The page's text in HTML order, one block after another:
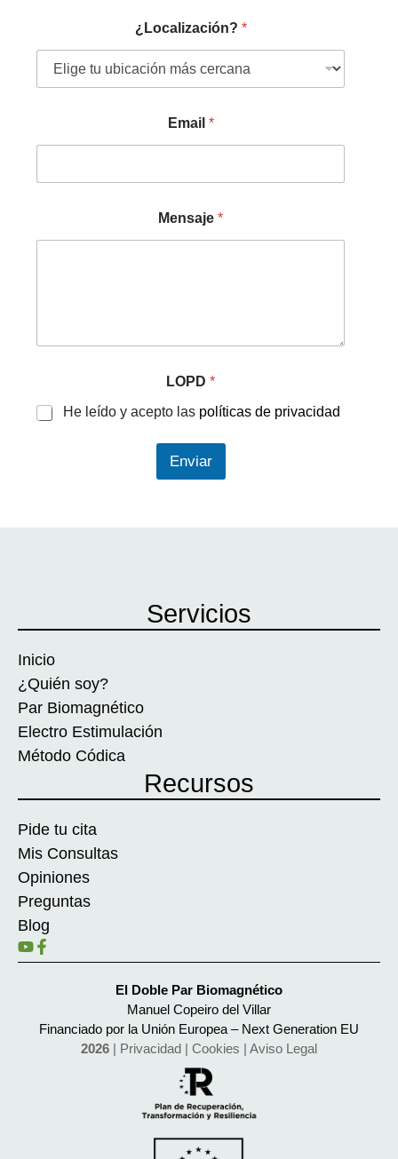
¿Localización? *
Email *
Mensaje*
LOPD*
He leído y acepto las políticas de privacidad
Enviar
Servicios
Inicio
¿Quién soy?
Par Biomagnético
Electro Estimulación
Método Códica
Recursos
Pide tu cita
Mis Consultas
Opiniones
Preguntas
Blog
El Doble Par Biomagnético
Manuel Copeiro del Villar
Financiado por la Unión Europea – Next Generation EU
2026 | Privacidad | Cookies | Aviso Legal